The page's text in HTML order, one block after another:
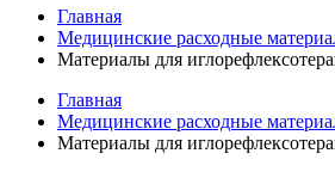
Главная
Медицинские расходные
Материалы для
Главная
Медицинские расходные
Материалы для